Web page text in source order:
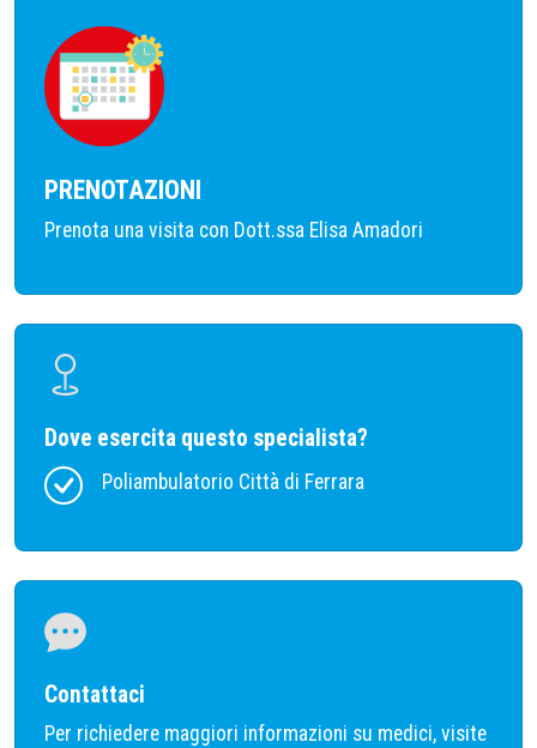
PRENOTAZIONI
Prenota una visita con Dott.ssa Elisa Amadori
Dove esercita questo specialista?
Poliambulatorio Città di Ferrara
Contattaci
Per richiedere maggiori informazioni su medici, visite